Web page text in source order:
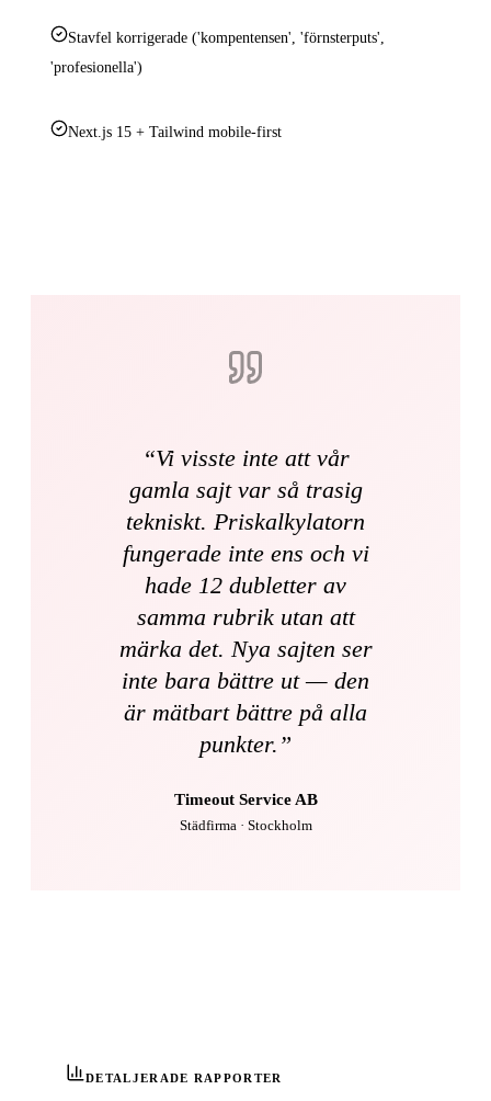
Stavfel korrigerade ('kompentensen', 'förnsterputs',
'profesionella')
Next.js 15 + Tailwind mobile-first
“Vi visste inte att vår
gamla sajt var så trasig
tekniskt. Priskalkylatorn
fungerade inte ens och vi
hade 12 dubletter av
samma rubrik utan att
märka det. Nya sajten ser
inte bara bättre ut — den
är mätbart bättre på alla
punkter. ”
Timeout Service AB
Städfirma · Stockholm
DETALJERADE RAPPORTER